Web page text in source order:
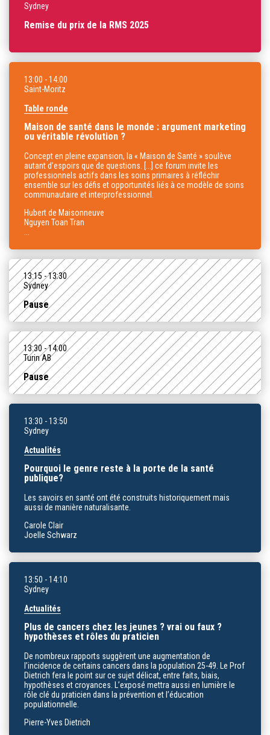
Sydney
Remise du prix de la RMS 2025
13:00 - 14:00
Saint-Moritz
Table ronde
Maison de santé dans le monde : argument marketing
ou véritable révolution ?
Concept en pleine expansion, la « Maison de Santé » soulève
autant d’espoirs que de questions. [...] ce forum invite les
professionnels actifs dans les soins primaires à réfléchir
ensemble sur les défis et opportunités liés à ce modèle de soins
communautaire et interprofessionnel.
Hubert de Maisonneuve
Nguyen Toan Tran
13:15 - 13:30
Sydney
Pause
13:30 - 14:00
Turin AB
Pause
13:30 - 13:50
Sydney
Actualités
Pourquoi le genre reste à la porte de la santé
publique?
Les savoirs en santé ont été construits historiquement mais
aussi de manière naturalisante.
Carole Clair
Joelle Schwarz
13:50 - 14:10
Sydney
Actualités
Plus de cancers chez les jeunes ? vrai ou faux ?
hypothèses et rôles du praticien
De nombreux rapports suggèrent une augmentation de
l’incidence de certains cancers dans la population 25-49. Le Prof
Dietrich fera le point sur ce sujet délicat, entre faits, biais,
hypothèses et croyances. L’exposé mettra aussi en lumière le
rôle clé du praticien dans la prévention et l’éducation
populationnelle.
Pierre-Yves Dietrich